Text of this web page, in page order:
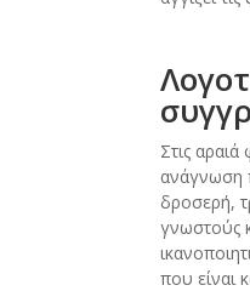
Στις
ανάγνωση
δροσερή,
γνωστούς
που είναι